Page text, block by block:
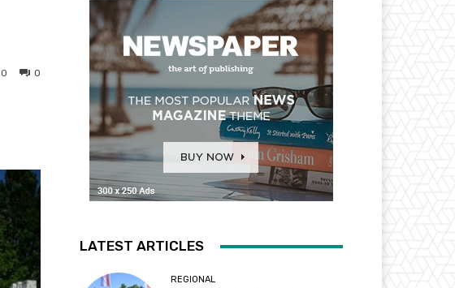
0
0
LATEST ARTICLES
REGIONAL